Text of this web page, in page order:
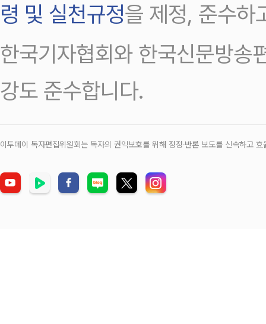
령 및 실천규정을 제정, 준수하
한국기자협회와 한국신문방송
강도 준수합니다.
이투데이 독자편집위원회는 독자의 권익보호를 위해 정정‧반론 보도를 신속하고